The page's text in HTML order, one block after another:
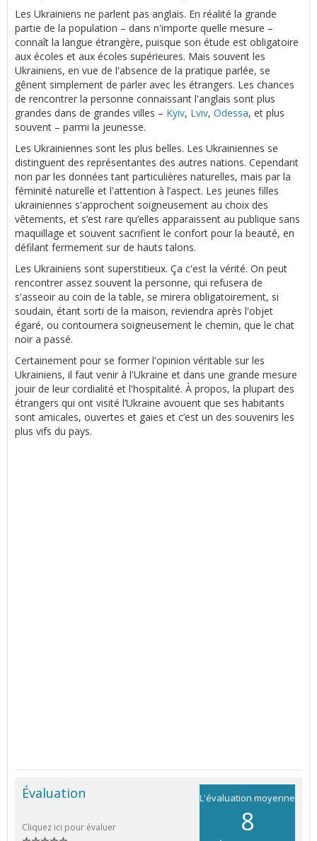
Les Ukrainiens ne parlent pas anglais. En réalité la grande
partie de la population – dans n'importe quelle mesure –
connaît la langue étrangère, puisque son étude est obligatoire
aux écoles et aux écoles supérieures. Mais souvent les
Ukrainiens, en vue de l'absence de la pratique parlée, se
gênent simplement de parler avec les étrangers. Les chances
de rencontrer la personne connaissant l'anglais sont plus
grandes dans de grandes villes – Kyiv, Lviv, Odessa, et plus
souvent – parmi la jeunesse.
Les Ukrainiennes sont les plus belles. Les Ukrainiennes se
distinguent des représentantes des autres nations. Cependant
non par les données tant particulières naturelles, mais par la
féminité naturelle et l'attention à l’aspect. Les jeunes filles
ukrainiennes s'approchent soigneusement au choix des
vêtements, et s’est rare qu’elles apparaissent au publique sans
maquillage et souvent sacrifient le confort pour la beauté, en
défilant fermement sur de hauts talons.
Les Ukrainiens sont superstitieux. Ça c'est la vérité. On peut
rencontrer assez souvent la personne, qui refusera de
s'asseoir au coin de la table, se mirera obligatoirement, si
soudain, étant sorti de la maison, reviendra après l'objet
égaré, ou contournera soigneusement le chemin, que le chat
noir a passé.
Certainement pour se former l'opinion véritable sur les
Ukrainiens, il faut venir à l'Ukraine et dans une grande mesure
jouir de leur cordialité et l'hospitalité. À propos, la plupart des
étrangers qui ont visité l’Ukraine avouent que ses habitants
sont amicales, ouvertes et gaies et c’est un des souvenirs les
plus vifs du pays.
L'évaluation moyenne
8
Évaluation
Cliquez ici pour évaluer